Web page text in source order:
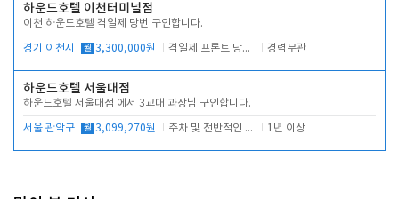
하운드호텔 이천터미널점
이천 하운드호텔 격일제 당번 구인합니다.
경기 이천시 월 3,300,000원 격일제 프론트 당번 업무로 주차 및 객실 점검 경력무관
하운드호텔 서울대점
하운드호텔 서울대점 에서 3교대 과장님 구인합니다.
서울 관악구 월 3,099,270원 주차 및 전반적인 당번업무 1년 이상